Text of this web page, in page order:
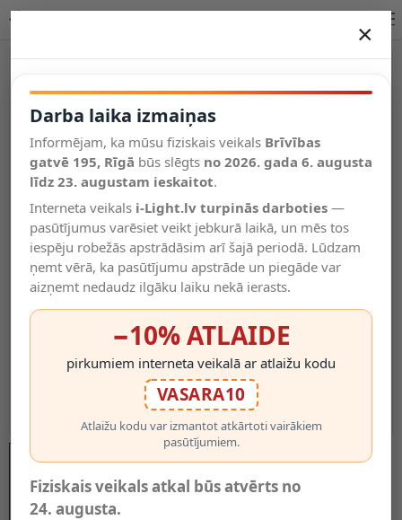
Salīdzināt
Vēlmju
saraksts
Valodas
×
Darba laika izmaiņas
Informējam, ka mūsu fiziskais veikals Brīvības
gatvē 195, Rīgā būs slēgts no 2026. gada 6. augusta
līdz 23. augustam ieskaitot.
Interneta veikals i-Light.lv turpinās darboties —
pasūtījumus varēsiet veikt jebkurā laikā, un mēs tos
iespēju robežās apstrādāsim arī šajā periodā. Lūdzam
ņemt vērā, ka pasūtījumu apstrāde un piegāde var
aizņemt nedaudz ilgāku laiku nekā ierasts.
−10% ATLAIDE
pirkumiem interneta veikalā ar atlaižu kodu
VASARA10
Atlaižu kodu var izmantot atkārtoti vairākiem
pasūtījumiem.
Fiziskais veikals atkal būs atvērts no
24. augusta.